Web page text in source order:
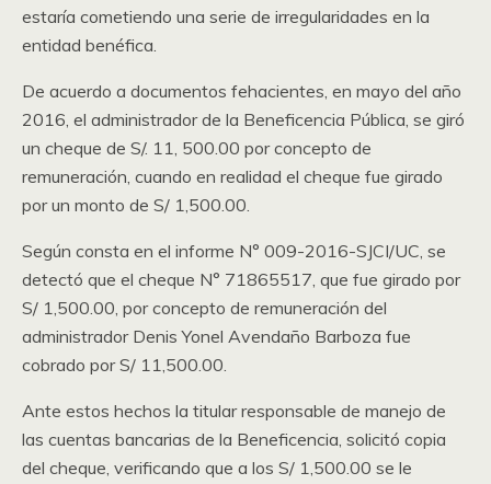
estaría cometiendo una serie de irregularidades en la
entidad benéfica.
De acuerdo a documentos fehacientes, en mayo del año
2016, el administrador de la Beneficencia Pública, se giró
un cheque de S/. 11, 500.00 por concepto de
remuneración, cuando en realidad el cheque fue girado
por un monto de S/ 1,500.00.
Según consta en el informe N° 009-2016-SJCI/UC, se
detectó que el cheque N° 71865517, que fue girado por
S/ 1,500.00, por concepto de remuneración del
administrador Denis Yonel Avendaño Barboza fue
cobrado por S/ 11,500.00.
Ante estos hechos la titular responsable de manejo de
las cuentas bancarias de la Beneficencia, solicitó copia
del cheque, verificando que a los S/ 1,500.00 se le